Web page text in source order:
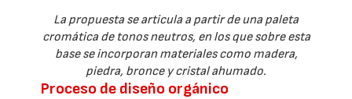
La propuesta se articula a partir de una paleta
cromática de tonos neutros, en los que sobre esta
base se incorporan materiales como madera,
piedra, bronce y cristal ahumado.
Proceso de diseño orgánico